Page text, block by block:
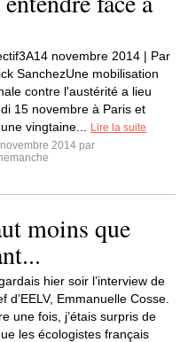
novembre 2014 | Par
SanchezUne mobilisation
contre l'austérité a lieu
15 novembre à Paris et
vingtaine...
Lire la suite
2014 par
moins que
hier soir l’interview de
d’EELV, Emmanuelle Cosse.
une fois, j’étais surpris de
les écologistes français